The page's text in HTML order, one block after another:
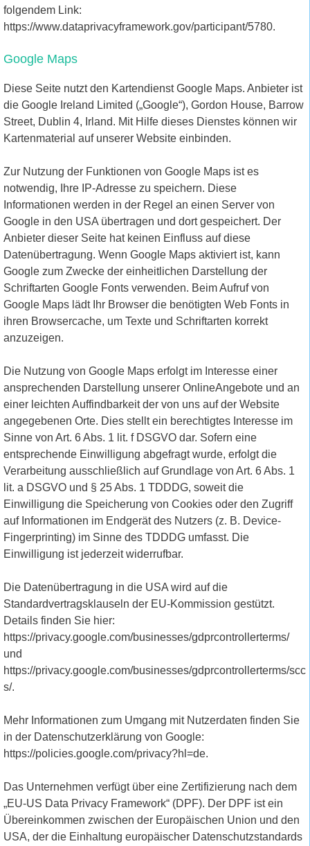
folgendem Link:
https://www.dataprivacyframework.gov/participant/5780.
Google Maps
Diese Seite nutzt den Kartendienst Google Maps. Anbieter ist
die Google Ireland Limited („Google“), Gordon House, Barrow
Street, Dublin 4, Irland. Mit Hilfe dieses Dienstes können wir
Kartenmaterial auf unserer Website einbinden.
Zur Nutzung der Funktionen von Google Maps ist es
notwendig, Ihre IP-Adresse zu speichern. Diese
Informationen werden in der Regel an einen Server von
Google in den USA übertragen und dort gespeichert. Der
Anbieter dieser Seite hat keinen Einfluss auf diese
Datenübertragung. Wenn Google Maps aktiviert ist, kann
Google zum Zwecke der einheitlichen Darstellung der
Schriftarten Google Fonts verwenden. Beim Aufruf von
Google Maps lädt Ihr Browser die benötigten Web Fonts in
ihren Browsercache, um Texte und Schriftarten korrekt
anzuzeigen.
Die Nutzung von Google Maps erfolgt im Interesse einer
ansprechenden Darstellung unserer OnlineAngebote und an
einer leichten Auffindbarkeit der von uns auf der Website
angegebenen Orte. Dies stellt ein berechtigtes Interesse im
Sinne von Art. 6 Abs. 1 lit. f DSGVO dar. Sofern eine
entsprechende Einwilligung abgefragt wurde, erfolgt die
Verarbeitung ausschließlich auf Grundlage von Art. 6 Abs. 1
lit. a DSGVO und § 25 Abs. 1 TDDDG, soweit die
Einwilligung die Speicherung von Cookies oder den Zugriff
auf Informationen im Endgerät des Nutzers (z. B. Device-
Fingerprinting) im Sinne des TDDDG umfasst. Die
Einwilligung ist jederzeit widerrufbar.
Die Datenübertragung in die USA wird auf die
Standardvertragsklauseln der EU-Kommission gestützt.
Details finden Sie hier:
https://privacy.google.com/businesses/gdprcontrollerterms/
und
https://privacy.google.com/businesses/gdprcontrollerterms/scc
s/.
Mehr Informationen zum Umgang mit Nutzerdaten finden Sie
in der Datenschutzerklärung von Google:
https://policies.google.com/privacy?hl=de.
Das Unternehmen verfügt über eine Zertifizierung nach dem
„EU-US Data Privacy Framework“ (DPF). Der DPF ist ein
Übereinkommen zwischen der Europäischen Union und den
USA, der die Einhaltung europäischer Datenschutzstandards